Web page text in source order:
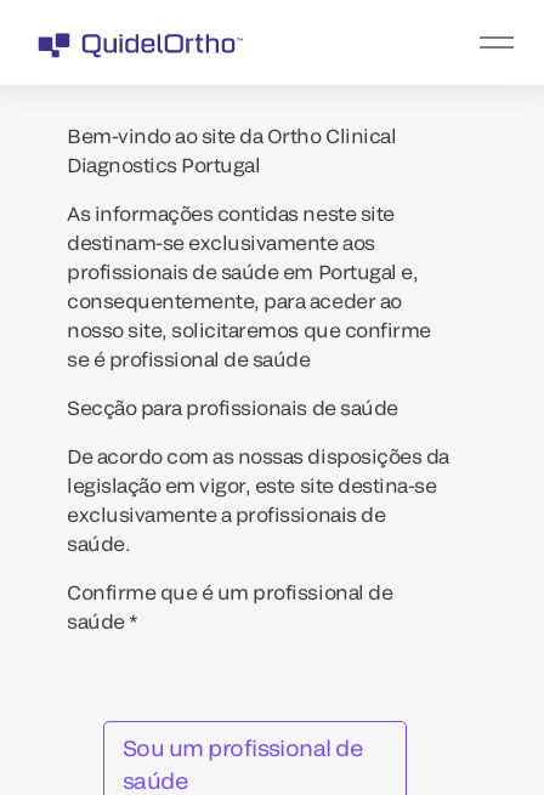
Bem-vindo ao site da Ortho Clinical
Diagnostics Portugal
As informações contidas neste site
destinam-se exclusivamente aos
profissionais de saúde em Portugal e,
consequentemente, para aceder ao
nosso site, solicitaremos que confirme
se é profissional de saúde
Secção para profissionais de saúde
De acordo com as nossas disposições da
legislação em vigor, este site destina-se
exclusivamente a profissionais de
saúde.
Confirme que é um profissional de
saúde *
Sou um profissional de
saúde